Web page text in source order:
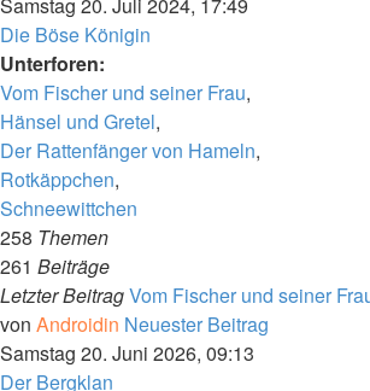
Die Böse Königin
Unterforen:
Vom Fischer und seiner Frau,
Hänsel und Gretel,
Der Rattenfänger von Hameln,
Rotkäppchen,
Schneewittchen
258 Themen
261 Beiträge
Letzter BeitragVom Fischer und seiner
von Androidin Neuester Beitrag
Samstag 20. Juni 2026, 09:13
Der Bergklan